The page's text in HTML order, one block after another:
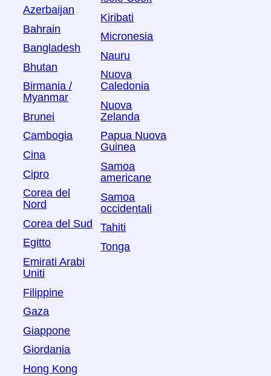
Azerbaijan
Bahrain
Bangladesh
Bhutan
Birmania /
Myanmar
Brunei
Cambogia
Cina
Cipro
Corea del
Nord
Corea del Sud
Egitto
Emirati Arabi
Uniti
Filippine
Gaza
Giappone
Giordania
Hong Kong
Kiribati
Micronesia
Nauru
Nuova
Caledonia
Nuova
Zelanda
Papua Nuova
Guinea
Samoa
americane
Samoa
occidentali
Tahiti
Tonga